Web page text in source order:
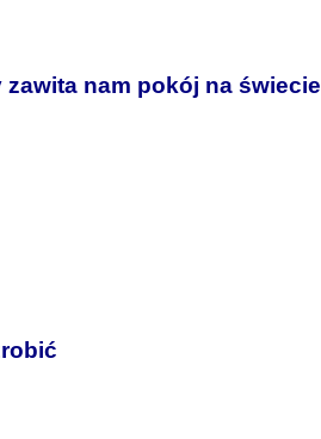
nam pokój na świecie